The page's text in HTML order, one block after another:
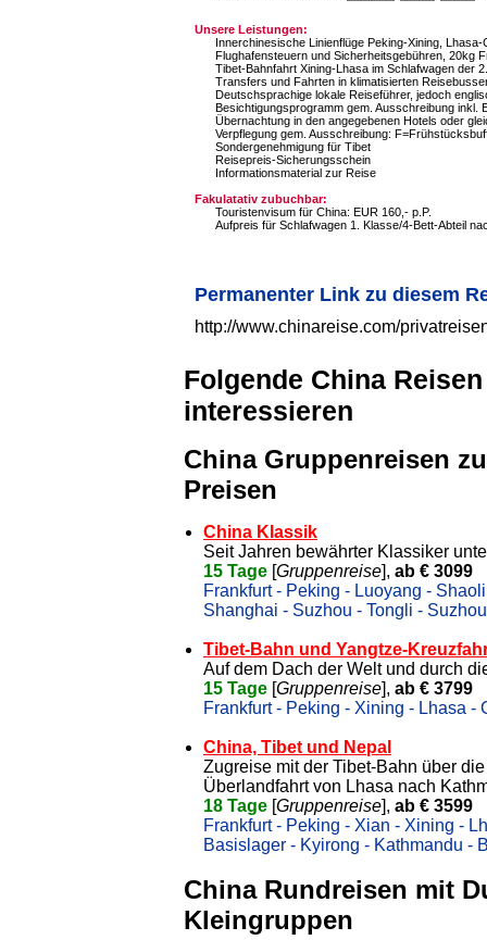
Unsere Leistungen:
Innerchinesische Linienflüge Peking-Xining,
Flughafensteuern und Sicherheitsgebühren, 20kg
Tibet-Bahnfahrt Xining-Lhasa im Schlafwagen der
Transfers und Fahrten in klimatisierten
Deutschsprachige lokale Reiseführer, jedoch
Besichtigungsprogramm gem. Ausschreibung inkl.
Übernachtung in den angegebenen Hotels oder
Verpflegung gem. Ausschreibung:
Sondergenehmigung für Tibet
Reisepreis-Sicherungsschein
Informationsmaterial zur Reise
Fakulatativ zubuchbar:
Touristenvisum für China: EUR 160,- p.P.
Aufpreis für Schlafwagen 1. Klasse/4-Bett-Abteil
Permanenter Link zu diesem
http://www.chinareise.com/
Folgende China
interessieren
China Gruppenreisen
Preisen
China Klassik
Seit Jahren bewährter Klassiker
15 Tage [Gruppenreise], ab € 3099
Frankfurt - Peking - Luoyang -
Shanghai - Suzhou - Tongli -
Tibet-Bahn und Yangtze-
Auf dem Dach der Welt und durch
15 Tage [Gruppenreise], ab € 3799
Frankfurt - Peking - Xining - Lhasa
China, Tibet und Nepal
Zugreise mit der Tibet-Bahn über
Überlandfahrt von Lhasa nach
18 Tage [Gruppenreise], ab € 3599
Frankfurt - Peking - Xian - Xining -
Basislager - Kyirong - Kathmandu -
China Rundreisen mit
Kleingruppen